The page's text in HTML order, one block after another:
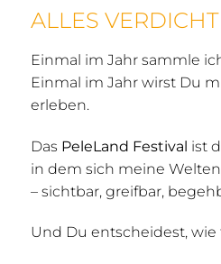
ALLES
Einmal im Jahr sammle
Einmal im Jahr wirst Du
erleben.
Das PeleLand Festival ist
in dem sich meine
– sichtbar, greifbar,
Und Du entscheidest,